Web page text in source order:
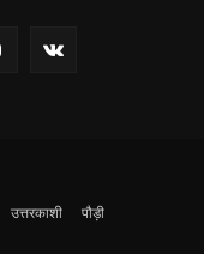
उत्तरकाशी
पौड़ी